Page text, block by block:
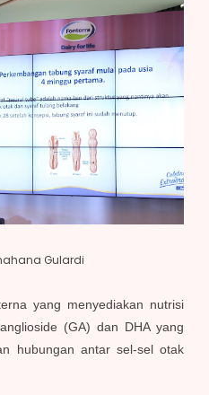
Gulardi
yang menyediakan nutrisi
(GA) dan DHA yang
hubungan antar sel-sel otak